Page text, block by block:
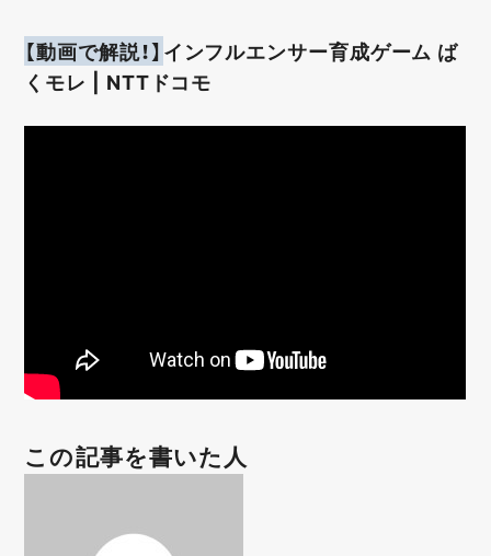
【動画で解説！】インフルエンサー育成ゲーム ば
くモレ | NTTドコモ
この記事を書いた人